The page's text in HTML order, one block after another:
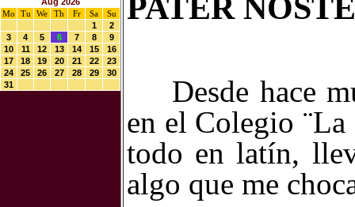
Mo
Tu We Th Fr Sa
Su
1
2
3
4 5 6 7 8
9
10
11 12 13 14 15
16
17
18 19 20 21 22
23
24
25 26 27 28 29
30
31
PATER
Desde hace
en el Colegio ¨La
todo en latín,
algo que me